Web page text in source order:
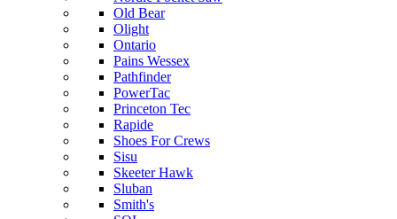
Old Bear
Olight
Ontario
Pains Wessex
Pathfinder
PowerTac
Princeton Tec
Rapide
Shoes For Crews
Sisu
Skeeter Hawk
Sluban
Smith's